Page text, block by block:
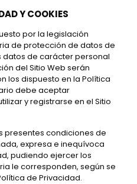
Y COOKIES
por la legislación
de protección de datos de
de carácter personal
del Sitio Web serán
los dispuesto en la Política
debe aceptar
y registrarse en el Sitio
presentes condiciones de
expresa e inequívoca
pudiendo ejercer los
le corresponden, según se
de Privacidad.